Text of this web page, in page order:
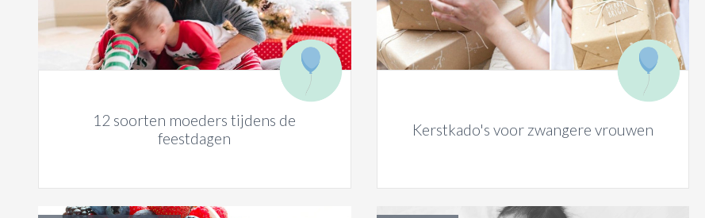
12 soorten moeders tijdens de
feestdagen
Kerstkado's voor zwangere vrouwen